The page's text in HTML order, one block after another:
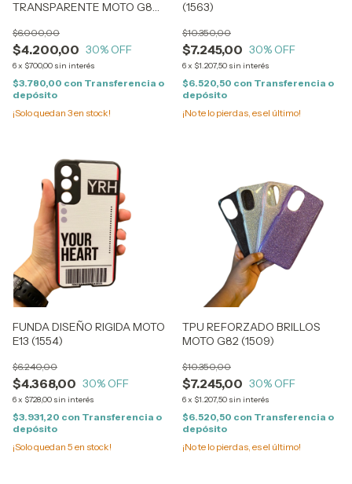
TRANSPARENTE MOTO G8
$4.200,00
$6.000,00
30% OFF
6x $700,00 sin interés
$3.780,00 con Transferencia o
depósito
¡Solo quedan 3en stock!
(1563)
$7.245,00
$10.350,00
30% OFF
6x $1.207,50 sin interés
$6.520,50 con Transferencia o
depósito
¡No te lo pierdas, es el último!
FUNDA DISEÑO RIGIDA MOTO
E13 (1554)
$4.368,00
$6.240,00
30% OFF
6x $728,00 sin interés
$3.931,20 con Transferencia o
depósito
¡Solo quedan 5 en stock!
TPU REFORZADO BRILLOS
MOTO G82 (1509)
$7.245,00
$10.350,00
30% OFF
6x $1.207,50 sin interés
$6.520,50 con Transferencia o
depósito
¡No te lo pierdas, es el último!